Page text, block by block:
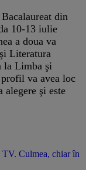
din
10-13 iulie
a doua va
Literatura
la Limba şi
va avea loc
alegere şi este
TV. Culmea, chiar în